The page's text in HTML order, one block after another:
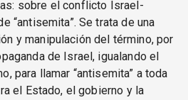
sobre el conflicto Israel-
“antisemita”. Se trata de una
y manipulación del término, por
de Israel, igualando el
para llamar “antisemita” a toda
el Estado, el gobierno y la